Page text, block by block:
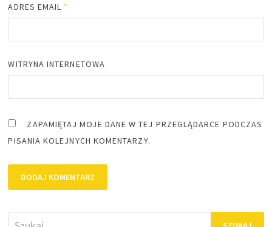
ADRES EMAIL *
WITRYNA INTERNETOWA
ZAPAMIĘTAJ MOJE DANE W TEJ PRZEGLĄDARCE PODCZAS
PISANIA KOLEJNYCH KOMENTARZY.
Szukaj: